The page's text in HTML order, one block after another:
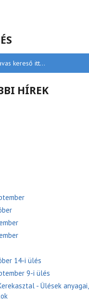
HÍREK
14-i ülés
9-i ülés
- Ülések anyagai,